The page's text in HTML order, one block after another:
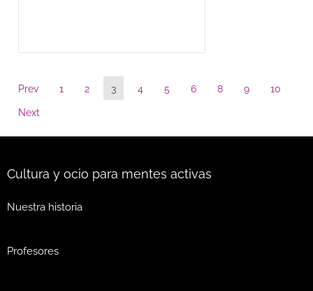
Prev 1 2 3 4 5 6 8 9 10
Next
Cultura y ocio para mentes activas
Nuestra historia
Profesores